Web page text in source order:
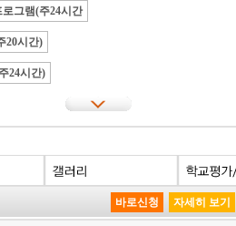
그램(주24시간
20시간)
24시간)
바로신청 자세히 보기